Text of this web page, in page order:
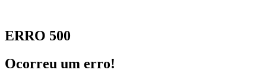
ERRO 500
Ocorreu um erro!